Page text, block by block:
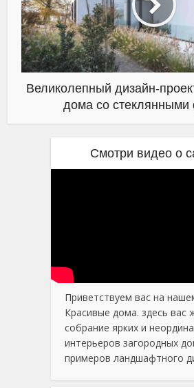
Великолепный дизайн-
дома со
Смотри видео о
Приветствуем вас на
Красивые дома. здесь вас
собрание ярких и
интерьеров загородных
примеров ландшафтного